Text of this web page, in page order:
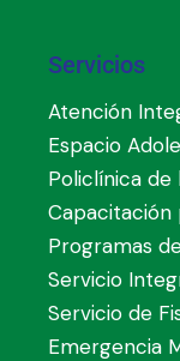
Servicios
Atención
Espacio
Policlínica de
Programas
Servicio
Servicio de
Emergencia